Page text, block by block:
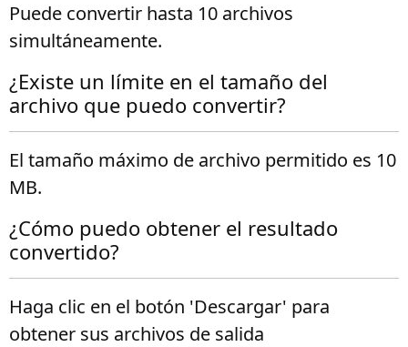
Puede convertir hasta 10 archivos
simultáneamente.
¿Existe un límite en el tamaño del
archivo que puedo convertir?
El tamaño máximo de archivo permitido es 10
MB.
¿Cómo puedo obtener el resultado
convertido?
Haga clic en el botón 'Descargar' para
obtener sus archivos de salida